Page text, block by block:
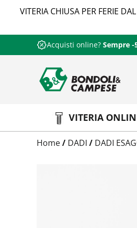
VITERIA CHIUSA PER FERIE
Acquisti online? Sempre
VITERIA
TrattamentoHome/ DADI / DADI